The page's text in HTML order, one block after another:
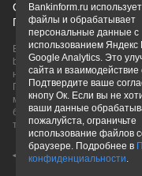
О проектеПолитика
Правовая информация
Вся информация о
bankinform.ru, носит
не является публичной
ГК РФ. Информация не
может быть изменена.
банков или при личном
товарные знаки
Bankinform.ru
файлы и обрабатывает
персональные данные с
использованием Яндекс
Google Analytics. Это
сайта и взаимодействие
Подтвердите ваше
кнопу Ок. Если вы не
ваши данные
пожалуйста, ограничьте
использование файлов
браузере. Подробнее в
конфиденциальности.